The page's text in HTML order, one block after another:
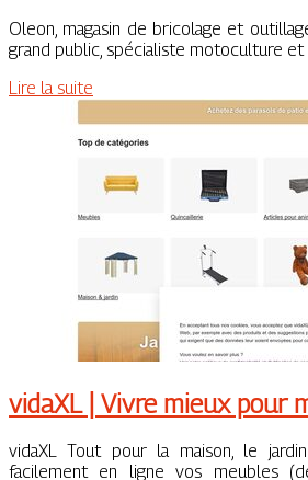
Oleon, magasin de bricolage et
grand public, spécialiste motoculture et
Lire la suite
vidaXL | Vivre mieux pour
vidaXL Tout pour la maison, le
facilement en ligne vos meubles